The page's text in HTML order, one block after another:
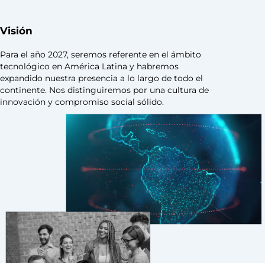
Visión
Para el año 2027, seremos referente en el ámbito
tecnológico en América Latina y habremos
expandido nuestra presencia a lo largo de todo el
continente. Nos distinguiremos por una cultura de
innovación y compromiso social sólido.